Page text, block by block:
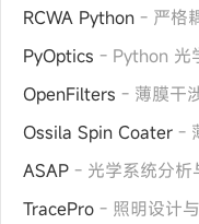
RCWA Python - 严格
PyOptics - Python 光
OpenFilters - 薄膜干
Ossila Spin Coater -
ASAP - 光学系统分析
TracePro - 照明设计